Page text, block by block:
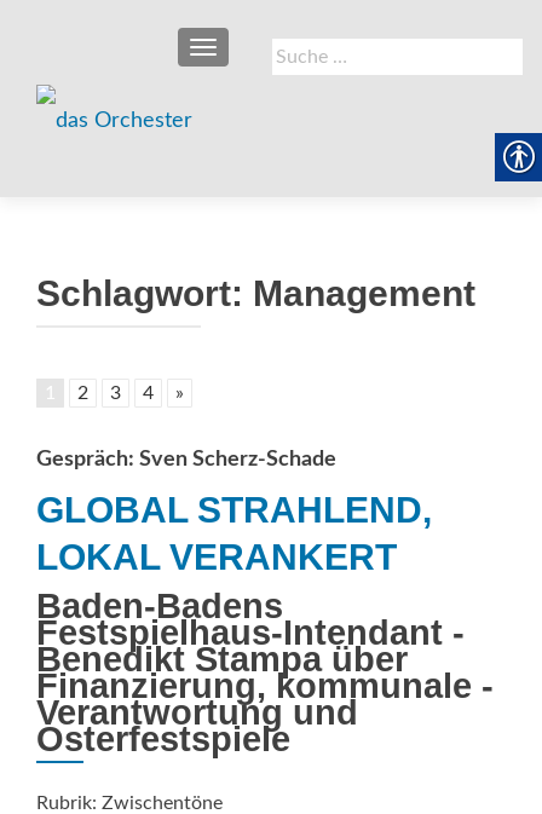
Suche
nach:
SCHALTE NAVIGATION
Schlagwort: Management
1 2 3 4 »
Gespräch: Sven Scherz-Schade
GLOBAL STRAHLEND,
LOKAL VERANKERT
Baden-Badens
Festspielhaus-Intendant ­
Benedikt Stampa über
Finanzierung, ­kommunale ­
Verantwortung und
Osterfestspiele
Rubrik: Zwischentöne